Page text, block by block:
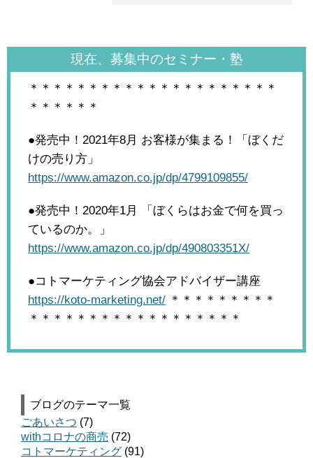
現在、募集中のセミナー・塾
＊＊＊＊＊＊＊＊＊＊＊＊＊＊＊＊＊＊＊＊＊
＊＊＊＊＊＊
●発売中！2021年8月 お客様が集まる！「ぼくだ
けの売り方」
https://www.amazon.co.jp/dp/4799109855/
●発売中！2020年1月
「ぼくらはお金で何を買っ
ているのか。」
https://www.amazon.co.jp/dp/490803351X/
●コトマーケティング協会アドバイザー講座
https://koto-marketing.net/ ＊＊＊＊＊＊＊＊＊
＊＊＊＊＊＊＊＊＊＊＊＊＊＊＊＊＊＊
ブログのテーマ一覧
ごあいさつ (7)
withコロナの商売 (72)
コトマーケティング (91)